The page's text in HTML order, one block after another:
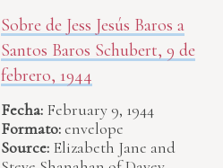
Sobre de Jess Jesús Baros a
Santos Baros Schubert, 9 de
febrero, 1944
Fecha: February 9, 1944
Formato:envelope
Source: Elizabeth Jane and